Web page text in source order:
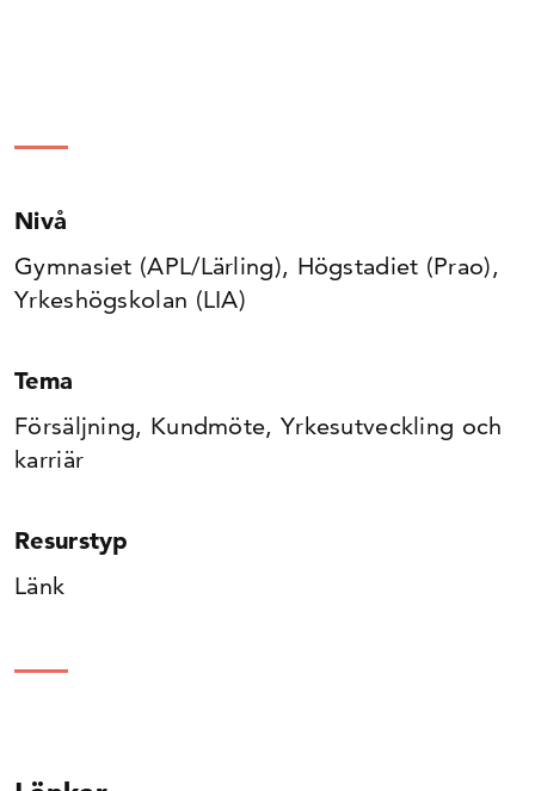
Nivå
Gymnasiet (APL/Lärling), Högstadiet (Prao),
Yrkeshögskolan (LIA)
Tema
Försäljning, Kundmöte, Yrkesutveckling och
karriär
Resurstyp
Länk